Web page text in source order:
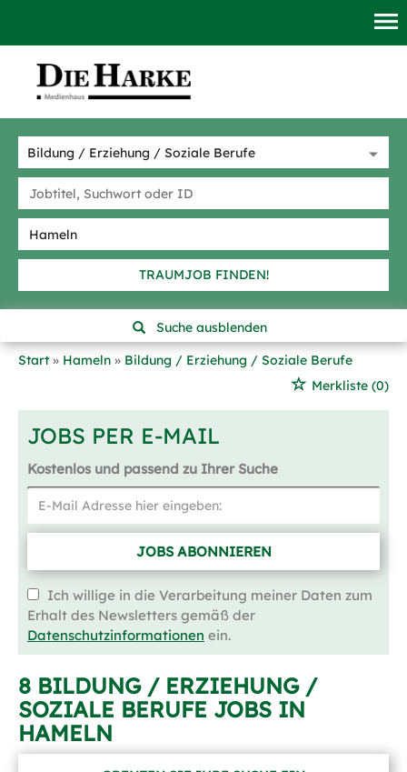
TRAUMJOB FINDEN!
Suche ausblenden
Start
Hameln
Bildung / Erziehung / Soziale Berufe
Merkliste (0)
JOBS PER E-MAIL
Kostenlos und passend zu Ihrer Suche
JOBS ABONNIEREN
Ich willige in die Verarbeitung meiner Daten zum
Erhalt des Newsletters gemäß der
Datenschutzinformationen ein.
8 BILDUNG / ERZIEHUNG /
SOZIALE BERUFE JOBS IN
HAMELN